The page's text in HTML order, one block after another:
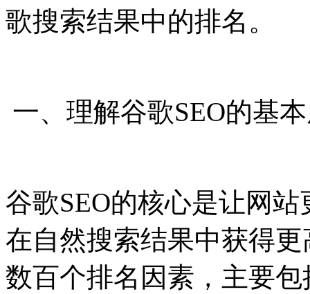
歌搜索结果中的排名。
一、理解谷歌SEO的基
谷歌SEO的核心是让网
在自然搜索结果中获得
数百个排名因素，主要